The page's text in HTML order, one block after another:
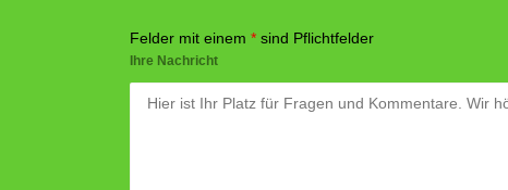
Felder mit einem * sind Pflichtfelder
Ihre Nachricht